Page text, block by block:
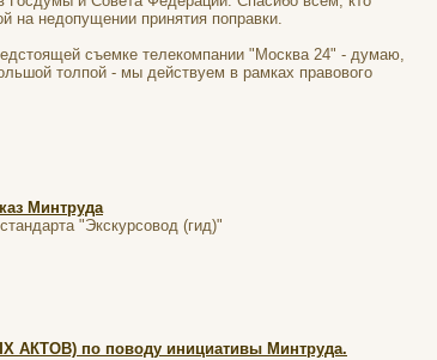
на недопущении принятия поправки.
съемке телекомпании "Москва 24" - думаю,
толпой - мы действуем в рамках правового
Минтруда
"Экскурсовод (гид)"
по поводу инициативы Минтруда.